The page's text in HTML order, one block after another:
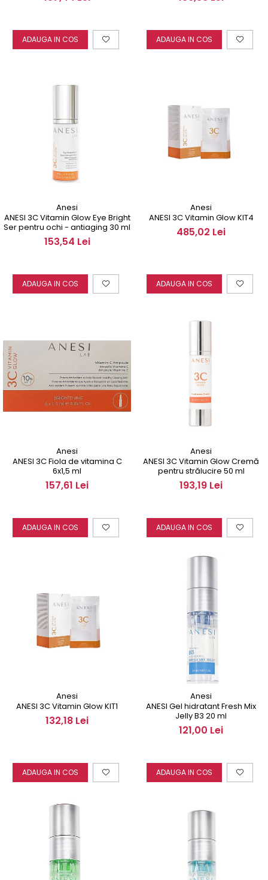
ADAUGA IN COS ADAUGA IN COS
Anesi
ANESI 3C Vitamin Glow Eye Bright
Ser pentru ochi - antiaging 30 ml
153,54 Lei
ADAUGA IN COS
Anesi
ANESI 3C Vitamin Glow KIT4
485,02 Lei
ADAUGA IN COS
Anesi
ANESI 3C Fiola de vitamina C
6x1,5 ml
157,61 Lei
ADAUGA IN COS
Anesi
ANESI 3C Vitamin Glow Cremă
pentru strălucire 50 ml
193,19 Lei
ADAUGA IN COS
Anesi
ANESI 3C Vitamin Glow KIT1
132,18 Lei
ADAUGA IN COS
Anesi
ANESI Gel hidratant Fresh Mix
Jelly B3 20 ml
121,00 Lei
ADAUGA IN COS